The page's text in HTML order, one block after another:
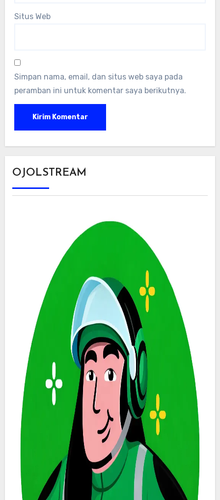
Situs Web
Simpan nama, email, dan situs web saya pada
peramban ini untuk komentar saya berikutnya.
OJOLSTREAM